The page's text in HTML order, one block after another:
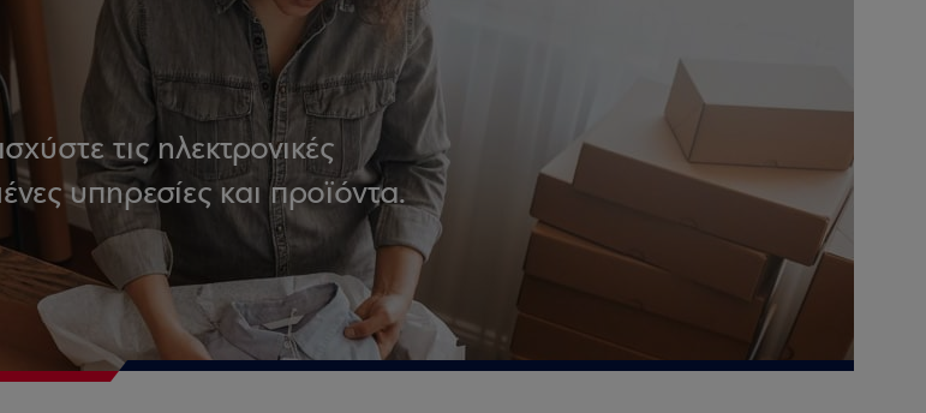
τις ηλεκτρονικές
υπηρεσίες και προϊόντα.